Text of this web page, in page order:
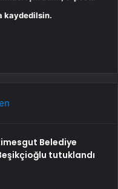
kaydedilsin.
Belediye
tutuklandı